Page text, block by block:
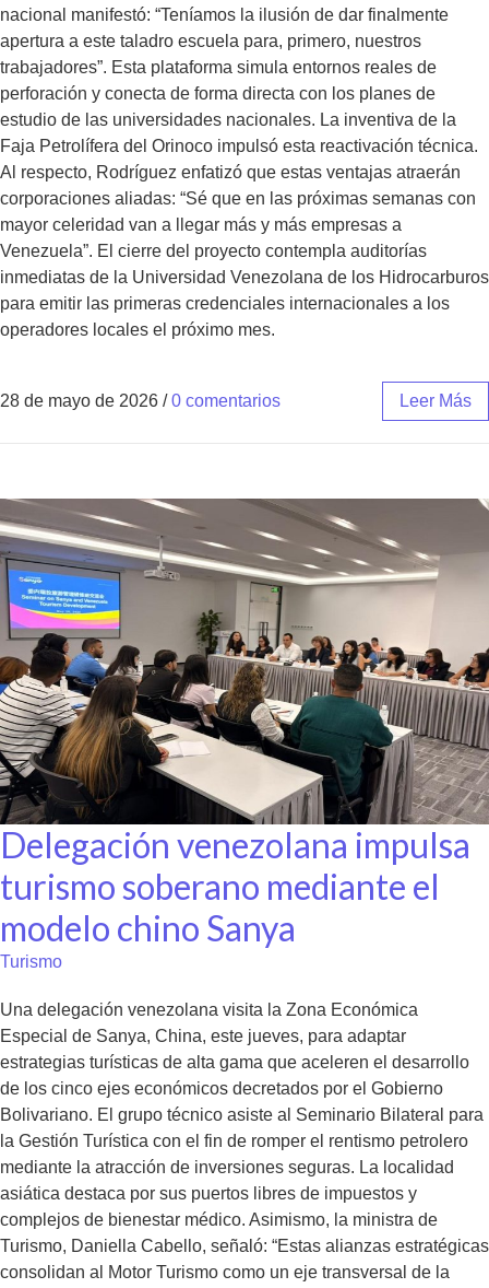
nacional manifestó: “Teníamos la ilusión de dar finalmente
apertura a este taladro escuela para, primero, nuestros
trabajadores”. Esta plataforma simula entornos reales de
perforación y conecta de forma directa con los planes de
estudio de las universidades nacionales. La inventiva de la
Faja Petrolífera del Orinoco impulsó esta reactivación técnica.
Al respecto, Rodríguez enfatizó que estas ventajas atraerán
corporaciones aliadas: “Sé que en las próximas semanas con
mayor celeridad van a llegar más y más empresas a
Venezuela”. El cierre del proyecto contempla auditorías
inmediatas de la Universidad Venezolana de los Hidrocarburos
para emitir las primeras credenciales internacionales a los
operadores locales el próximo mes.
28 de mayo de 2026 / 0 comentarios Leer Más
Delegación venezolana impulsa
turismo soberano mediante el
modelo chino Sanya
Turismo
Una delegación venezolana visita la Zona Económica
Especial de Sanya, China, este jueves, para adaptar
estrategias turísticas de alta gama que aceleren el desarrollo
de los cinco ejes económicos decretados por el Gobierno
Bolivariano. El grupo técnico asiste al Seminario Bilateral para
la Gestión Turística con el fin de romper el rentismo petrolero
mediante la atracción de inversiones seguras. La localidad
asiática destaca por sus puertos libres de impuestos y
complejos de bienestar médico. Asimismo, la ministra de
Turismo, Daniella Cabello, señaló: “Estas alianzas estratégicas
consolidan al Motor Turismo como un eje transversal de la